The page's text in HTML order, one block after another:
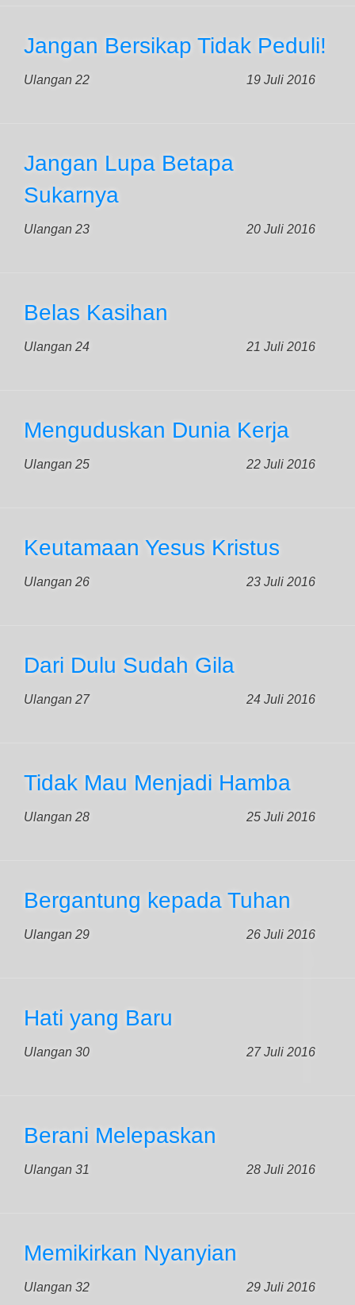
Jangan Bersikap Tidak Peduli!
Ulangan 22 19 Juli 2016
Jangan Lupa Betapa
Sukarnya
Ulangan 23 20 Juli 2016
Belas Kasihan
Ulangan 24 21 Juli 2016
Menguduskan Dunia Kerja
Ulangan 25 22 Juli 2016
Keutamaan Yesus Kristus
Ulangan 26 23 Juli 2016
Dari Dulu Sudah Gila
Ulangan 27 24 Juli 2016
Tidak Mau Menjadi Hamba
Ulangan 28 25 Juli 2016
Bergantung kepada Tuhan
Ulangan 29 26 Juli 2016
Hati yang Baru
Ulangan 30 27 Juli 2016
Berani Melepaskan
Ulangan 31 28 Juli 2016
Memikirkan Nyanyian
Ulangan 32 29 Juli 2016